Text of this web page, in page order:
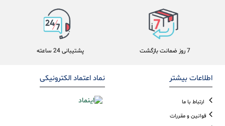
پشتیبانی 24 ساعته 7 روز ضمانت بازگشت
نماد اعتماد الکترونیکی اطلاعات بیشتر
ارتباط با ما
قوانین و مقررات